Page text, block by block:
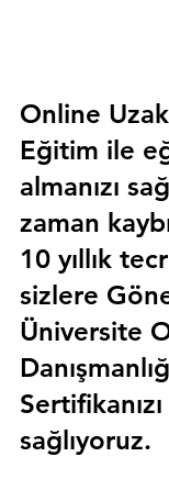
Online
Eğitim ile
almanızı
zaman
10 yıllık
sizlere
Üniversite
Sertifika
sağlıyoruz.